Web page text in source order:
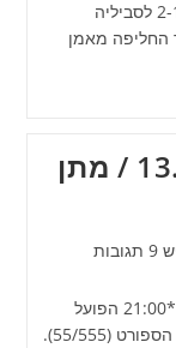
21:45-לסטר סיטי-סביליה (ספורט 5+). אחרי 2-1 לסביליה
החליפה מאמן
אירועי דיומא – 13.03.2017 / מתן
תגובות
כדורגל: ליגת העל – מחזור 26 *המלצת צפייה*21:00 הפועל
באר שבע–בית"ר ירושלים (1:0) – שידור בערוץ הספורט (55/555).